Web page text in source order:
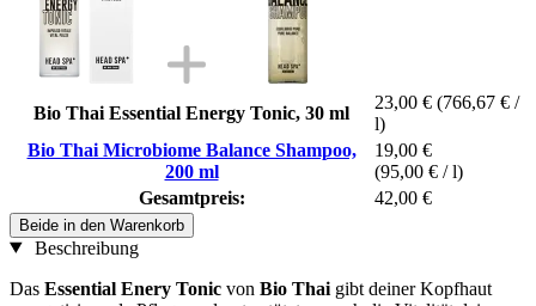
Bio Thai Essential Energy Tonic, 30 ml
23,00 € (766,67 € /
l)
Bio Thai Microbiome Balance Shampoo,
200 ml
19,00 €
(95,00 € / l)
Gesamtpreis:
42,00 €
Beide in den Warenkorb
Beschreibung
Das Essential Enery Tonic von Bio Thai gibt deiner Kopfhaut